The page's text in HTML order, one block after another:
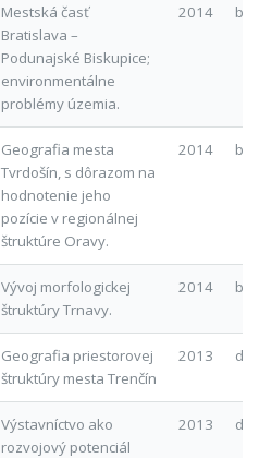
Mestská časť
Bratislava –
Podunajské Biskupice;
environmentálne
problémy územia.
2014 b
Geografia mesta
Tvrdošín, s dôrazom na
hodnotenie jeho
pozície v regionálnej
štruktúre Oravy.
2014 b
Vývoj morfologickej
štruktúry Trnavy.
2014 b
Geografia priestorovej
štruktúry mesta Trenčín
2013 d
Výstavníctvo ako
rozvojový potenciál
2013 d